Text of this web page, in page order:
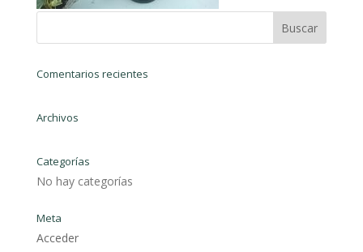
Comentarios recientes
Archivos
Categorías
No hay categorías
Meta
Acceder